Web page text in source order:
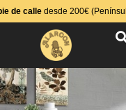
de calledesde 200€